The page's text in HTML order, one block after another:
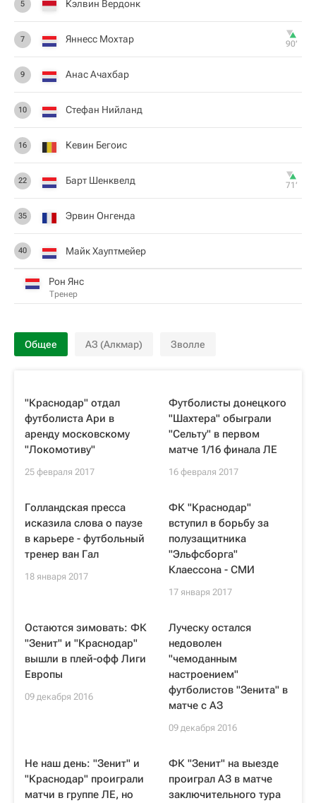
5 Кэлвин Вердонк
7 Яннесс Мохтар 90‎’‎
9 Анас Ачахбар
10 Стефан Нийланд
16 Кевин Бегоис
22 Барт Шенквелд 71‎’‎
35 Эрвин Онгенда
40 Майк Хауптмейер
Рон Янс
Тренер
Общее АЗ (Алкмар) Зволле
"Краснодар" отдал
футболиста Ари в
аренду московскому
"Локомотиву"
25 февраля 2017
Футболисты донецкого
"Шахтера" обыграли
"Сельту" в первом
матче 1/16 финала ЛЕ
16 февраля 2017
Голландская пресса
исказила слова о паузе
в карьере - футбольный
тренер ван Гал
18 января 2017
ФК "Краснодар"
вступил в борьбу за
полузащитника
"Эльфсборга"
Клаессона - СМИ
17 января 2017
Остаются зимовать: ФК
"Зенит" и "Краснодар"
вышли в плей-офф Лиги
Европы
09 декабря 2016
Луческу остался
недоволен
"чемоданным
настроением"
футболистов "Зенита" в
матче с АЗ
09 декабря 2016
Не наш день: "Зенит" и
"Краснодар" проиграли
матчи в группе ЛЕ, но
ФК "Зенит" на выезде
проиграл АЗ в матче
заключительного тура